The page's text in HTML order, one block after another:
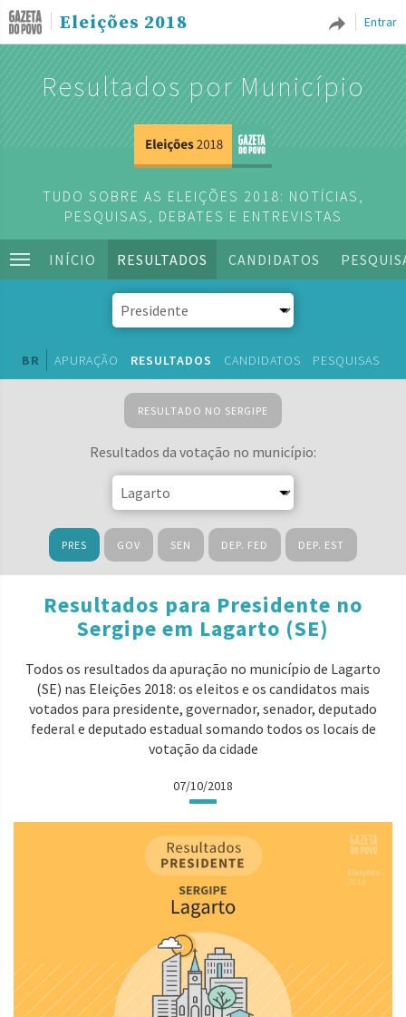
Entrar
Eleições 2018
Resultados por Município
TUDO SOBRE AS ELEIÇÕES 2018: NOTÍCIAS,
PESQUISAS, DEBATES E ENTREVISTAS
INÍCIO RESULTADOS CANDIDATOS
BR APURAÇÃO RESULTADOS CANDIDATOS PESQUISAS
RESULTADO NO SERGIPE
Resultados da votação no município:
PRES GOV SEN DEP. FED DEP. EST
Resultados para Presidente no
Sergipe em Lagarto (SE)
Todos os resultados da apuração no município de Lagarto
(SE) nas Eleições 2018: os eleitos e os candidatos mais
votados para presidente, governador, senador, deputado
federal e deputado estadual somando todos os locais de
votação da cidade
07/10/2018